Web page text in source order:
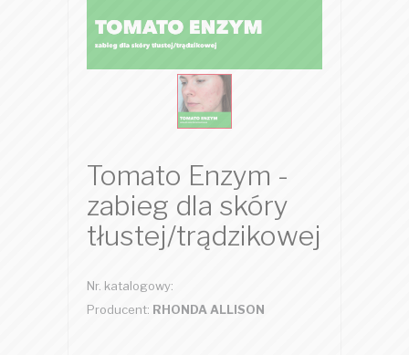
Tomato Enzym -
zabieg dla skóry
tłustej/trądzikowej
Nr. katalogowy:
Producent: RHONDA ALLISON